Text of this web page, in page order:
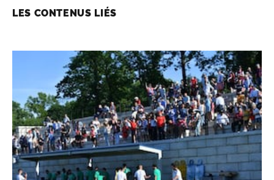
LES CONTENUS LIÉS